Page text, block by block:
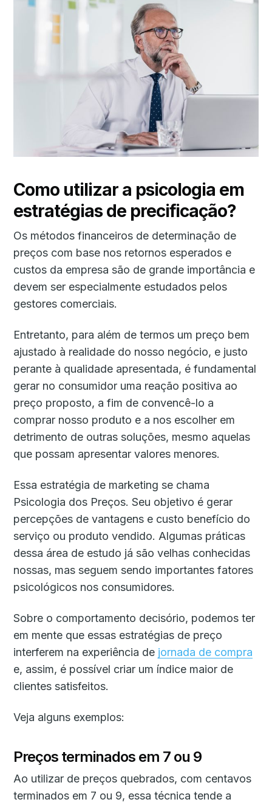
Como utilizar a psicologia em
estratégias de precificação?
Os métodos financeiros de determinação de
preços com base nos retornos esperados e
custos da empresa são de grande importância e
devem ser especialmente estudados pelos
gestores comerciais.
Entretanto, para além de termos um preço bem
ajustado à realidade do nosso negócio, e justo
perante à qualidade apresentada, é fundamental
gerar no consumidor uma reação positiva ao
preço proposto, a fim de convencê-lo a
comprar nosso produto e a nos escolher em
detrimento de outras soluções, mesmo aquelas
que possam apresentar valores menores.
Essa estratégia de marketing se chama
Psicologia dos Preços. Seu objetivo é gerar
percepções de vantagens e custo benefício do
serviço ou produto vendido. Algumas práticas
dessa área de estudo já são velhas conhecidas
nossas, mas seguem sendo importantes fatores
psicológicos nos consumidores.
Sobre o comportamento decisório, podemos ter
em mente que essas estratégias de preço
interferem na experiência de jornada de compra
e, assim, é possível criar um índice maior de
clientes satisfeitos.
Veja alguns exemplos:
Preços terminados em 7 ou 9
Ao utilizar de preços quebrados, com centavos
terminados em 7 ou 9, essa técnica tende a